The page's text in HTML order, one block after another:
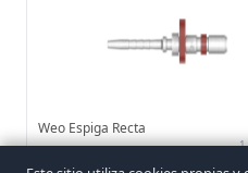
Weo Espiga Recta
1